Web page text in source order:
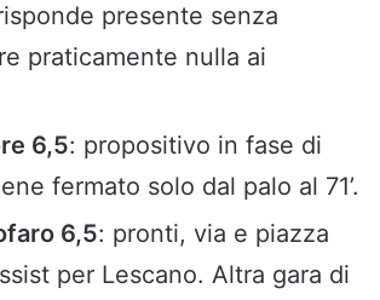
presente senza
praticamente nulla ai
6,5: propositivo in fase di
fermato solo dal palo al 71’.
6,5: pronti, via e piazza
per Lescano. Altra gara di